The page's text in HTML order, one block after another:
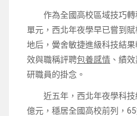
作為全國高校區域技巧
單元，西北年夜學早已嘗到
地后，黌舍敏捷進級科技結
效與職稱評聘包養感情 、績
研職員的掛念。
近五年，西北年夜學科
億元，穩居全國高校前列，